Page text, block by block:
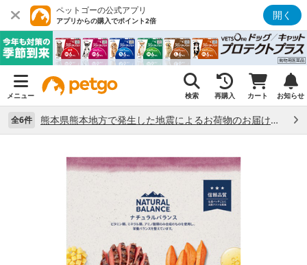
ペットゴーの公式アプリ
アプリからの購入でポイント2倍 開く
メニュー 検索 再購入 カート お知らせ
全6件 熊本県熊本地方で発生した地震によるお荷物のお届け状況について （7/28）